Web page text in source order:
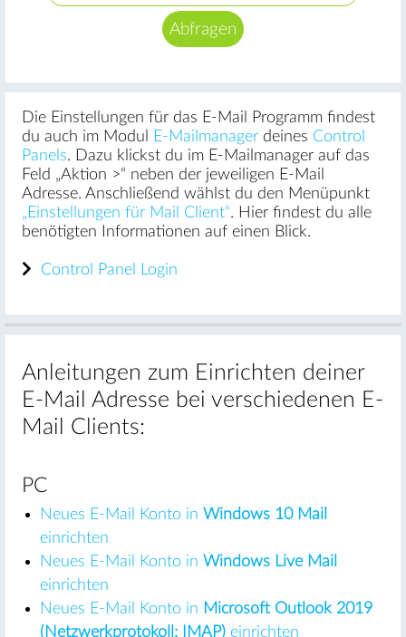
Die Einstellungen für das E-Mail Programm findest
du auch im Modul
E-Mailmanagerdeines Control
Panels. Dazu klickst du im E-Mailmanager auf das
Feld „Aktion >“ neben der jeweiligen E-Mail
Adresse. Anschließend wählst du den Menüpunkt
„Einstellungen für Mail Client“. Hier findest du alle
benötigten Informationen auf einen Blick.
Control Panel Login
Anleitungen zum Einrichten deiner
E-Mail Adresse bei verschiedenen E-
Mail Clients:
PC
Neues E-Mail Konto in Windows 10 Mail
einrichten
Neues E-Mail Konto in Windows Live Mail
einrichten
Neues E-Mail Konto in Microsoft Outlook 2019
(Netzwerkprotokoll: IMAP)einrichten